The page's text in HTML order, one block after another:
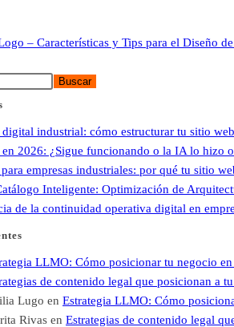
– Características y Tips para el Diseño
Buscar
industrial: cómo estructurar tu sitio
2026: ¿Sigue funcionando o la IA lo hizo
empresas industriales: por qué tu sitio
Inteligente: Optimización de
de la continuidad operativa digital en
LLMO: Cómo posicionar tu negocio
de contenido legal que posicionan a
Lugo en Estrategia LLMO: Cómo
Rivas en Estrategias de contenido legal